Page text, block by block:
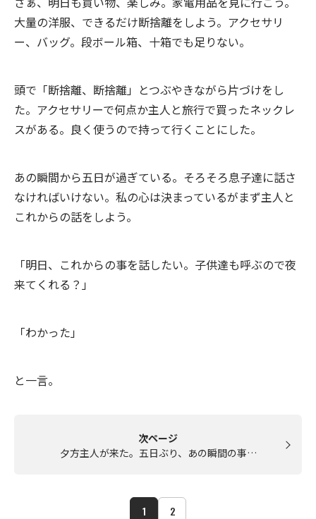
大量の洋服、できるだけ断捨離をしよう。アクセサリ
ー、バッグ。段ボール箱、十箱でも足りない。
頭で「断捨離、断捨離」とつぶやきながら片づけをし
た。アクセサリーで何点か主人と旅行で買ったネックレ
スがある。良く使うので持って行くことにした。
あの瞬間から五日が過ぎている。そろそろ息子達に話さ
なければいけない。私の心は決まっているがまず主人と
これからの話をしよう。
「明日、これからの事を話したい。子供達も呼ぶので夜
来てくれる？」
「わかった」
と一言。
次ページ
夕方主人が来た。五日ぶり、あの瞬間の事…
1 2